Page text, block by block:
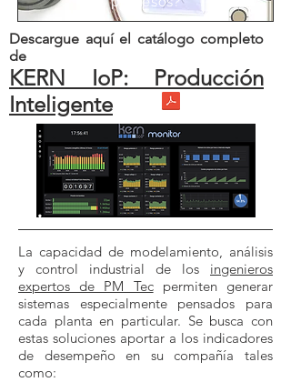
Descargue aquí el catálogo completo
de
KERN IoP: Producción
Inteligente
​La capacidad de modelamiento, análisis
y control industrial de los ingenieros
expertos de PM Tecpermiten generar
sistemas especialmente pensados para
cada planta en particular. Se busca con
estas soluciones aportar a los indicadores
de desempeño en su compañía tales
como: